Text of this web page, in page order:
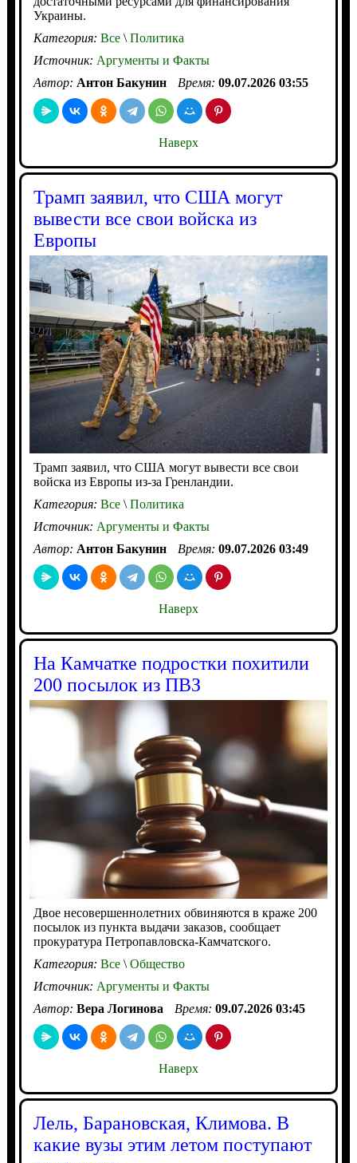
Украины.
Категория: Все\Политика
Источник: Аргументы и Факты
Автор: Антон Бакунин Время: 09.07.2026 03:55
Наверх
Трамп заявил, что США могут
вывести все свои войска из
Европы
Трамп заявил, что США могут вывести все свои
войска из Европы из-за Гренландии.
Категория: Все\Политика
Источник: Аргументы и Факты
Автор: Антон Бакунин Время: 09.07.2026 03:49
Наверх
На Камчатке подростки похитили
200 посылок из ПВЗ
Двое несовершеннолетних обвиняются в краже 200
посылок из пункта выдачи заказов, сообщает
прокуратура Петропавловска-Камчатского.
Категория: Все\Общество
Источник: Аргументы и Факты
Автор: Вера Логинова Время: 09.07.2026 03:45
Наверх
Лель, Барановская, Климова. В
какие вузы этим летом поступают